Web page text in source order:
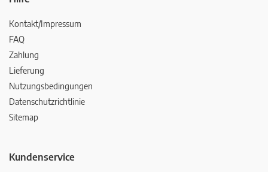
Kontakt/Impressum
FAQ
Zahlung
Lieferung
Nutzungsbedingungen
Datenschutzrichtlinie
Sitemap
Kundenservice